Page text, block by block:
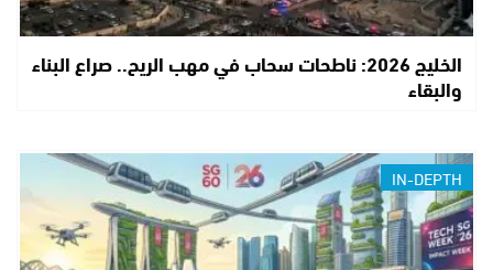
الخليج 2026: ناطحات سحاب في مهب الريح.. صراع البناء
والبقاء
IN-DEPTH